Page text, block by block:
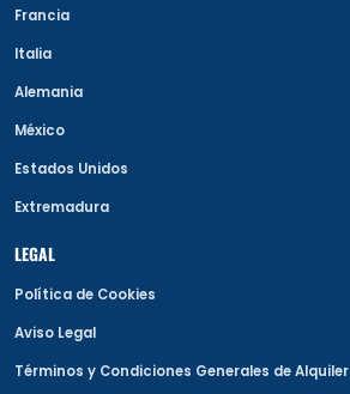
Francia
Italia
Alemania
México
Estados Unidos
Extremadura
LEGAL
Política de Cookies
Aviso Legal
Términos y Condiciones Generales de Alquiler